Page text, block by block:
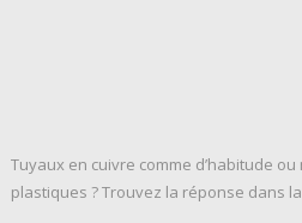
Tuyaux en cuivre comme d’habitude
plastiques ? Trouvez la réponse dans